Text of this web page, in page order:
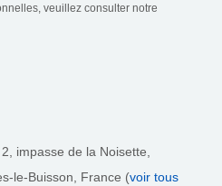
veuillez consulter notre
2, impasse de la Noisette,
le-Buisson, France (voir tous